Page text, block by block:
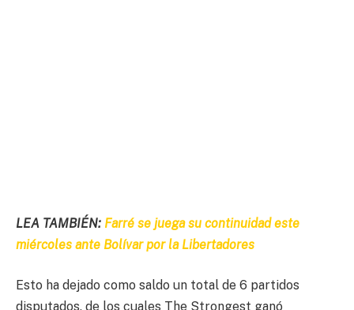
LEA TAMBIÉN: Farré se juega su continuidad este
miércoles ante Bolívar por la Libertadores
Esto ha dejado como saldo un total de 6 partidos
disputados, de los cuales The Strongest ganó